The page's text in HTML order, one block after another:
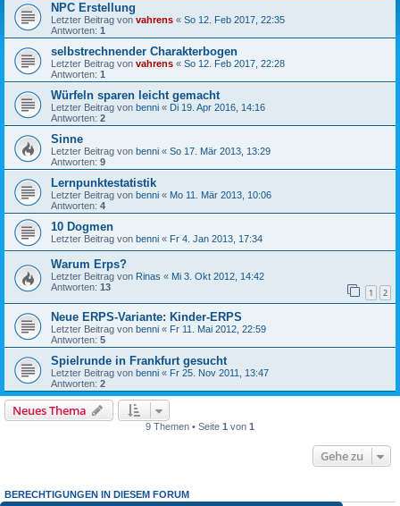
NPC Erstellung
Letzter Beitrag von vahrens « So 12. Feb 2017, 22:35
Antworten: 1
selbstrechnender Charakterbogen
Letzter Beitrag von vahrens « So 12. Feb 2017, 22:28
Antworten: 1
Würfeln sparen leicht gemacht
Letzter Beitrag von benni « Di 19. Apr 2016, 14:16
Antworten: 2
Sinne
Letzter Beitrag von benni « So 17. Mär 2013, 13:29
Antworten: 9
Lernpunktestatistik
Letzter Beitrag von benni « Mo 11. Mär 2013, 10:06
Antworten: 4
10 Dogmen
Letzter Beitrag von benni « Fr 4. Jan 2013, 17:34
Warum Erps?
Letzter Beitrag von Rinas « Mi 3. Okt 2012, 14:42
Antworten: 13 1 2
Neue ERPS-Variante: Kinder-ERPS
Letzter Beitrag von benni « Fr 11. Mai 2012, 22:59
Antworten: 5
Spielrunde in Frankfurt gesucht
Letzter Beitrag von benni « Fr 25. Nov 2011, 13:47
Antworten: 2
Neues Thema
9 Themen • Seite 1 von 1
Gehe zu
BERECHTIGUNGEN IN DIESEM FORUM